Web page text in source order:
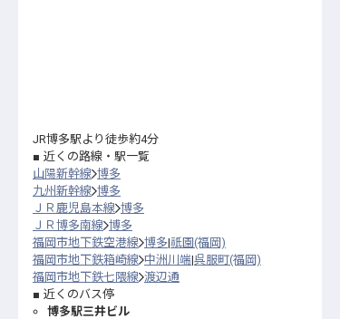
JR博多駅より徒歩約4分
近くの路線・駅一覧
山陽新幹線 博多
九州新幹線 博多
ＪＲ鹿児島本線 博多
ＪＲ博多南線 博多
福岡市地下鉄空港線 博多 祇園(福岡)
福岡市地下鉄箱崎線 中洲川端 呉服町(福岡)
福岡市地下鉄七隈線 渡辺通
近くのバス停
博多駅三井ビル